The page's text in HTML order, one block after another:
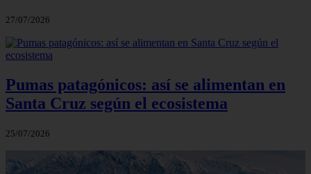
27/07/2026
Pumas patagónicos: así se alimentan en
Santa Cruz según el ecosistema
25/07/2026